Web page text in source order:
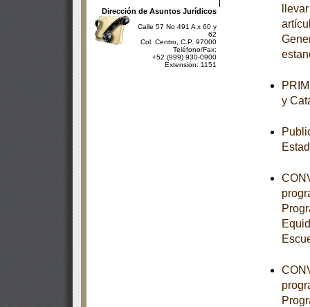
Dirección de Asuntos Jurídicos
Calle 57 No 491 A x 60 y
62
Col. Centro, C.P. 97000
Teléfono/Fax:
+52 (999) 930-0900
Extensión: 1151
y